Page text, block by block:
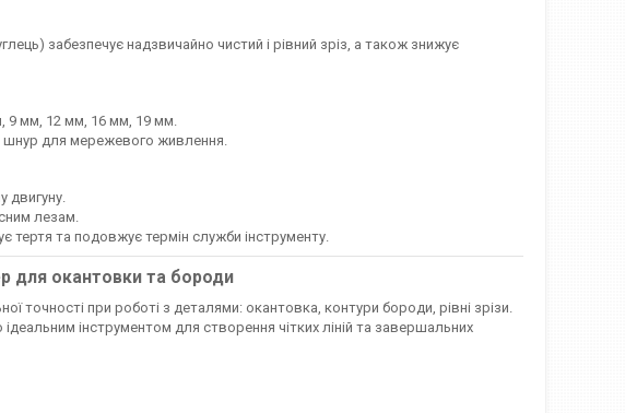
забезпечує надзвичайно чистий і рівний зріз, а також знижує
9 мм, 12 мм, 16 мм, 19 мм.
шнур для мережевого живлення.
двигуну.
лезам.
та подовжує термін служби інструменту.
для окантовки та бороди
точності при роботі з деталями: окантовка, контури бороди, рівні зрізи.
інструментом для створення чітких ліній та завершальних